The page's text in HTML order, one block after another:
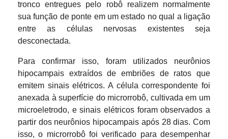
tronco entregues pelo robô realizem normalmente
sua função de ponte em um estado no qual a ligação
entre as células nervosas existentes seja
desconectada.
Para confirmar isso, foram utilizados neurônios
hipocampais extraídos de embriões de ratos que
emitem sinais elétricos. A célula correspondente foi
anexada à superfície do microrrobô, cultivada em um
microeletrodo, e sinais elétricos foram observados a
partir dos neurônios hipocampais após 28 dias. Com
isso, o microrrobô foi verificado para desempenhar